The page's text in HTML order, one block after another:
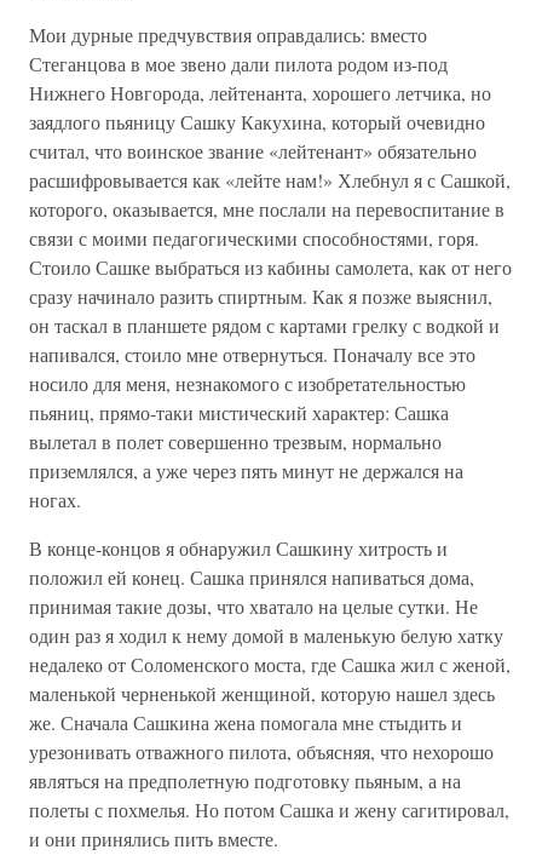
Мои дурные предчувствия оправдались: вместо
Стеганцова в мое звено дали пилота родом из-под
Нижнего Новгорода, лейтенанта, хорошего летчика, но
заядлого пьяницу Сашку Какухина, который очевидно
считал, что воинское звание «лейтенант» обязательно
расшифровывается как «лейте нам!» Хлебнул я с Сашкой,
которого, оказывается, мне послали на перевоспитание в
связи с моими педагогическими способностями, горя.
Стоило Сашке выбраться из кабины самолета, как от него
сразу начинало разить спиртным. Как я позже выяснил,
он таскал в планшете рядом с картами грелку с водкой и
напивался, стоило мне отвернуться. Поначалу все это
носило для меня, незнакомого с изобретательностью
пьяниц, прямо-таки мистический характер: Сашка
вылетал в полет совершенно трезвым, нормально
приземлялся, а уже через пять минут не держался на
ногах.
В конце-концов я обнаружил Сашкину хитрость и
положил ей конец. Сашка принялся напиваться дома,
принимая такие дозы, что хватало на целые сутки. Не
один раз я ходил к нему домой в маленькую белую хатку
недалеко от Соломенского моста, где Сашка жил с женой,
маленькой черненькой женщиной, которую нашел здесь
же. Сначала Сашкина жена помогала мне стыдить и
урезонивать отважного пилота, объясняя, что нехорошо
являться на предполетную подготовку пьяным, а на
полеты с похмелья. Но потом Сашка и жену сагитировал,
и они принялись пить вместе.